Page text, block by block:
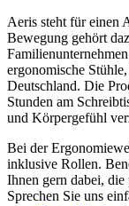
Aeris steht für einen
Bewegung gehört
ergonomische
Deutschland. Die
Stunden am
und Körpergefühl
Bei der
inklusive Rollen.
Ihnen gern dabei, die
Sprechen Sie uns